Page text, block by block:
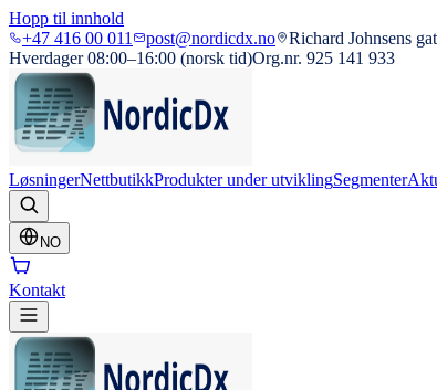
Hopp til innhold
+47 416 00 011
post@nordicdx.no
Richard Johnsens
Hverdager 08:00–16:00 (norsk tid)Org.nr. 925 141 933
LøsningerNettbutikkProdukter under utviklingSegmenter
NO
Kontakt